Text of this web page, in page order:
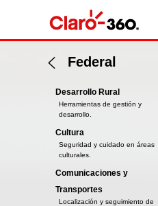
Federal
Desarrollo Rural
Herramientas de gestión y
desarrollo.
Cultura
Seguridad y cuidado en áreas
culturales.
Comunicaciones y
Transportes
Localización y seguimiento de